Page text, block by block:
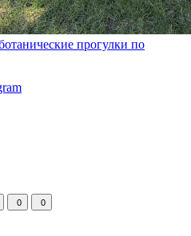
прогулки по
0 0